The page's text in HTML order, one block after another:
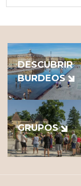
DESCUBRIR
BURDEOS
GRUPOS